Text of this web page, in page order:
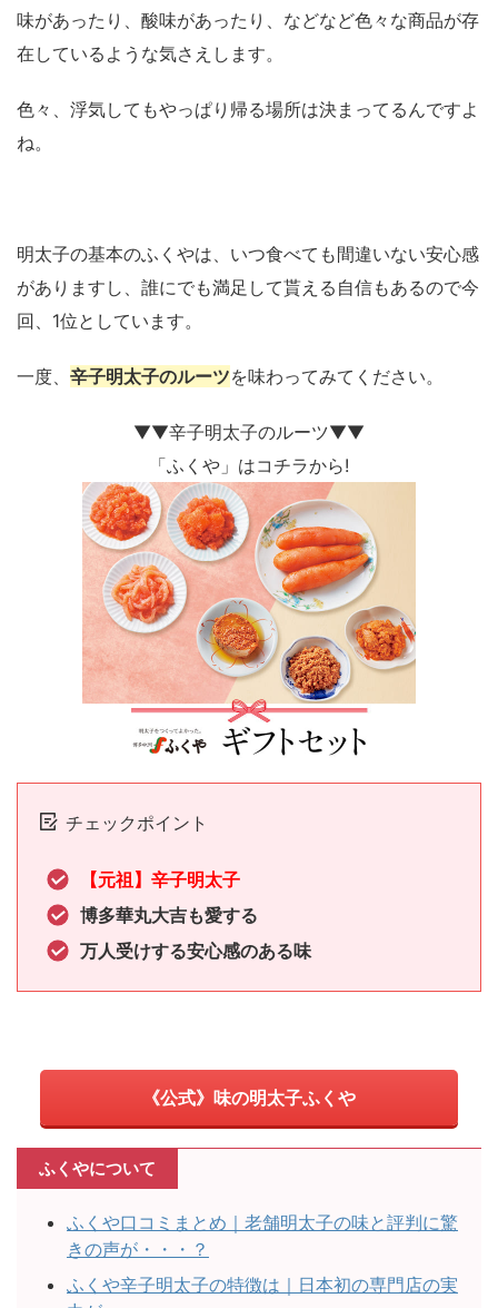
味があったり、酸味があったり、などなど色々な商品が存
在しているような気さえします。
色々、浮気してもやっぱり帰る場所は決まってるんですよ
ね。
明太子の基本のふくやは、いつ食べても間違いない安心感
がありますし、誰にでも満足して貰える自信もあるので今
回、1位としています。
一度、 辛子明太子のルーツを味わってみてください。
▼▼辛子明太子のルーツ▼▼
「ふくや」はコチラから!
チェックポイント
【元祖】辛子明太子
博多華丸大吉も愛する
万人受けする安心感のある味
《公式》味の明太子ふくや
ふくやについて
ふくや口コミまとめ｜老舗明太子の味と評判に驚
きの声が・・・？
ふくや辛子明太子の特徴は｜日本初の専門店の実